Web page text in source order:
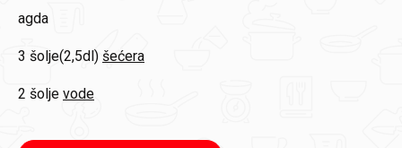
agda
3 šolje(2,5dl) šećera
2 šolje vode